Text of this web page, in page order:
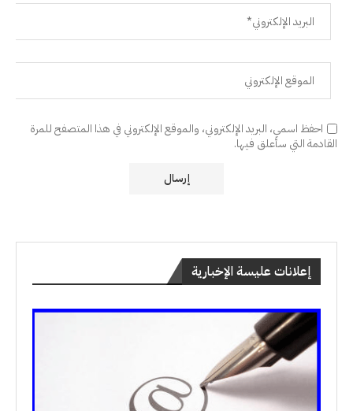
احفظ اسمي، البريد الإلكتروني، والموقع الإلكتروني في هذا المتصفح للمرة
القادمة التي سأعلق فيها.
إعلانات عليسة الإخبارية